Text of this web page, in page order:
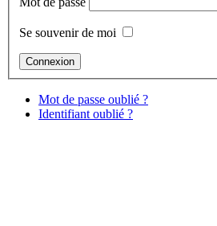
Se souvenir de moi
Mot de passe oublié ?
Identifiant oublié ?